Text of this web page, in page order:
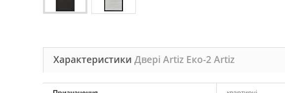
Характеристики Двері Artiz Еко-2 Artiz